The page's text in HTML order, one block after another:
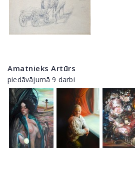
Amatnieks Artūrs
piedāvājumā 9 darbi